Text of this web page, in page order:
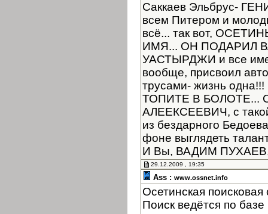
Саккаев Эльбрус-
всем Питером и
всё... так вот,
ИМЯ... ОН ПОДАРИЛ
УАСТЫРДЖИ и все
вообще, присвоил
трусами- жизнь
ТОПИТЕ В БОЛОТЕ...
АЛЕЕКСЕЕВИЧ, с такой
из бездарного
фоне выглядеть
И Вы, ВАДИМ ПУХАЕВ,
29.12.2009 , 19:35
Ass : www.ossnet.info
Осетинская
Поиск ведётся по